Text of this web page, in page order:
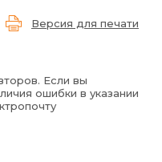
Версия для печати
Если вы
ошибки в указании